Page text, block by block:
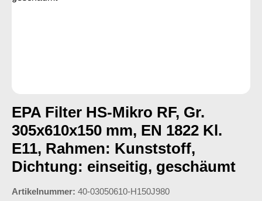
EPA Filter HS-Mikro RF, Gr.
305x610x150 mm, EN 1822 Kl.
E11, Rahmen: Kunststoff,
Dichtung: einseitig, geschäumt
Artikelnummer: 40-03050610-H150J980